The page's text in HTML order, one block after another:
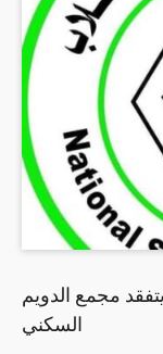
مجمع الدويم
السكني